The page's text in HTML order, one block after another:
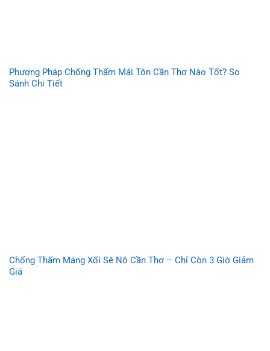
Phương Pháp Chống Thấm Mái Tôn Cần Thơ Nào Tốt? So
Sánh Chi Tiết
Chống Thấm Máng Xối Sê Nô Cần Thơ – Chỉ Còn 3 Giờ Giảm
Giá